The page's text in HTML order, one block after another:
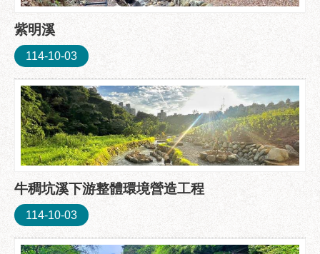
資
訊
安
全
策
聯
絡
方
式
本
局
暨
所
紫明溪
114-10-03
牛稠坑溪下游整體環境營造工程
114-10-03